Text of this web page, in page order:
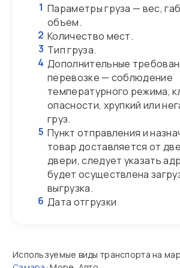
1 Параметры груза — вес,
объем.
2 Количество мест.
3 Тип груза.
4 Дополнительные
перевозке — соблюдение
температурного режима,
опасности, хрупкий или
груз.
5 Пункт отправления и
товар доставляется от
двери, следует указать
будет осуществлена
выгрузка.
6 Дата отгрузки
Используемые виды транспорта на